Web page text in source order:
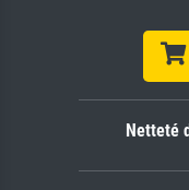
Netteté